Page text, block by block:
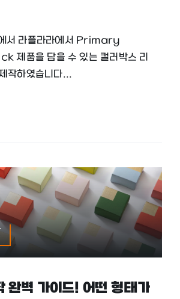
서 라플라라에서 Primary
제품을 담을 수 있는 컬러박스 리
작하였습니다...
완벽 가이드! 어떤 형태가